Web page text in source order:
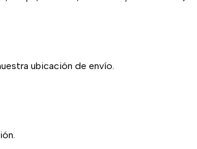
ubicación de envío.